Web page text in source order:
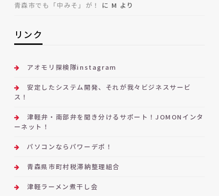
青森市でも「中みそ」が！ に M より
リンク
アオモリ探検隊instagram
安定したシステム開発、それが我々ビジネスサービ
ス！
津軽弁・南部弁を聞き分けるサポート！JOMONインタ
ーネット！
パソコンならパワーデポ！
青森県市町村税滞納整理組合
津軽ラーメン煮干し会